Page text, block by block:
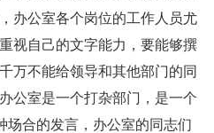
办公室各个岗位的工作人员尤
视自己的文字能力，要能够撰
万不能给领导和其他部门的同
公室是一个打杂部门，是一个
场合的发言，办公室的同志们